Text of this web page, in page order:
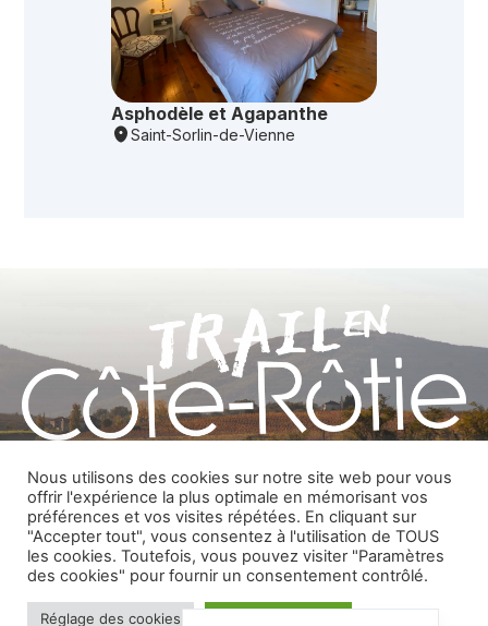
Contact Inscriptions
Nous utilisons des cookies sur notre site web pour vous
offrir l'expérience la plus optimale en mémorisant vos
préférences et vos visites répétées. En cliquant sur
"Accepter tout", vous consentez à l'utilisation de TOUS
les cookies. Toutefois, vous pouvez visiter "Paramètres
des cookies" pour fournir un consentement contrôlé.
Réglage des cookies